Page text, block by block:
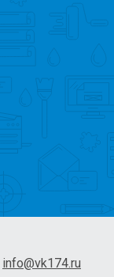
info@vk174.ru